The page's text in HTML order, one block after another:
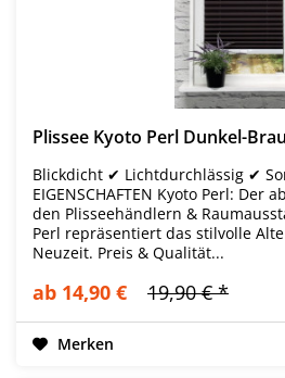
Plissee Kyoto Perl Dunkel-
Blickdicht ✔ Lichtdurchlässig ✔
EIGENSCHAFTEN Kyoto Perl: Der
den Plisseehändlern &
Perl repräsentiert das stilvolle
Neuzeit. Preis & Qualität...
ab 14,90 € 19,90 € *
Merken